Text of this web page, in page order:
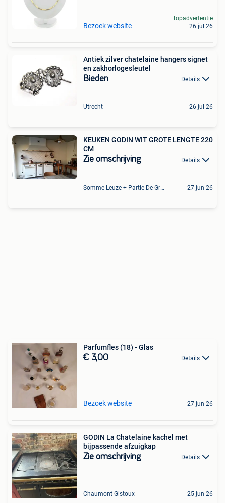
Bezoek website
Topadvertentie
26 jul 26
Antiek zilver chatelaine hangers signet
en zakhorlogesleutel
Bieden Details
Utrecht 26 jul 26
KEUKEN GODIN WIT GROTE LENGTE 220
CM
Zie omschrijving Details
Somme-Leuze + Partie De Grandhan Et De Maffe 27 jun 26
Parfumfles (18) - Glas
€ 3,00 Details
Bezoek website 27 jun 26
GODIN La Chatelaine kachel met
bijpassende afzuigkap
Zie omschrijving Details
Chaumont-Gistoux 25 jun 26